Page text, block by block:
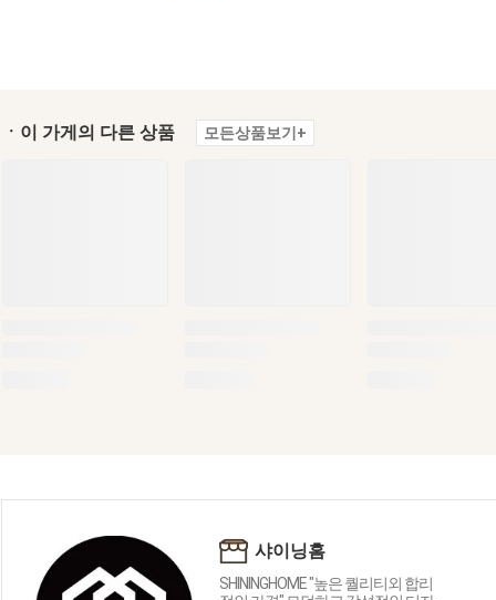
ㆍ이 가게의 다른 상품 모든상품보기+
샤이닝홈
SHININGHOME "높은 퀄리티외 합리